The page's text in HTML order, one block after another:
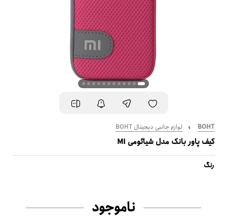
BOHT لوازم جانبی دیجیتال BOHT
کیف پاور بانک مدل شیائومی MI
رنگ
ناموجود